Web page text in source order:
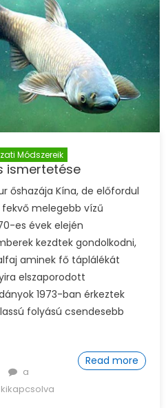
Módszereik
ismertetése
őshazája Kína, de előfordul
fekvő melegebb vízű
es évek elején
kezdtek gondolkodni,
aminek fő táplálékát
elszaporodott
1973-ban érkeztek
folyású csendesebb
Read more
Amur horgászata és
ismertetése bejegyzéshez
a